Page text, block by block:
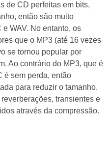
de CD perfeitas em bits,
então são muito
WAV. No entanto, os
que o MP3 (até 16 vezes
se tornou popular por
Ao contrário do MP3, que é
é sem perda, então
para reduzir o tamanho.
transientes e
através da compressão.